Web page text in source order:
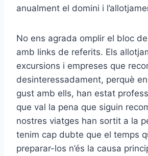
anualment el domini i
No ens agrada omplir el bloc
amb links de referits. Els
excursions i empreses que
desinteressadament, perquè
gust amb ells, han estat
que val la pena que siguin
nostres viatges han sortit a la
tenim cap dubte que el temps
preparar-los n’és la causa